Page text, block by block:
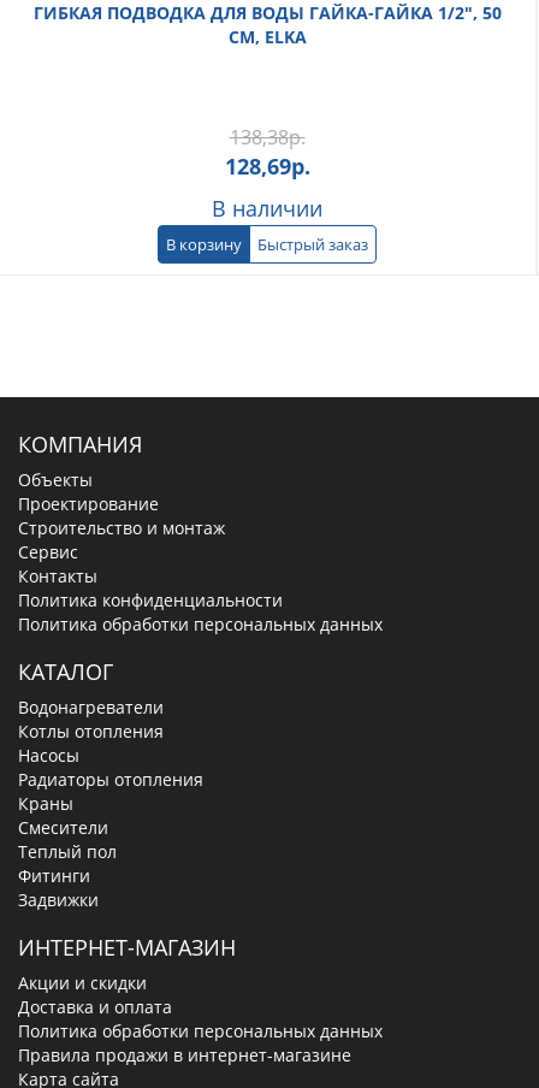
ГИБКАЯ ПОДВОДКА ДЛЯ ВОДЫ ГАЙКА-ГАЙКА 1/2", 50
СМ, ELKA
138,38р.
128,69р.
В наличии
В корзину Быстрый заказ
КОМПАНИЯ
Объекты
Проектирование
Строительство и монтаж
Сервис
Контакты
Политика конфиденциальности
Политика обработки персональных данных
КАТАЛОГ
Водонагреватели
Котлы отопления
Насосы
Радиаторы отопления
Краны
Смесители
Теплый пол
Фитинги
Задвижки
ИНТЕРНЕТ-МАГАЗИН
Акции и скидки
Доставка и оплата
Политика обработки персональных данных
Правила продажи в интернет-магазине
Карта сайта